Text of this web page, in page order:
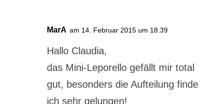
MarA am 14. Februar 2015 um 18:39
Hallo Claudia,
das Mini-Leporello gefällt mir total
gut, besonders die Aufteilung finde
ich sehr gelungen!